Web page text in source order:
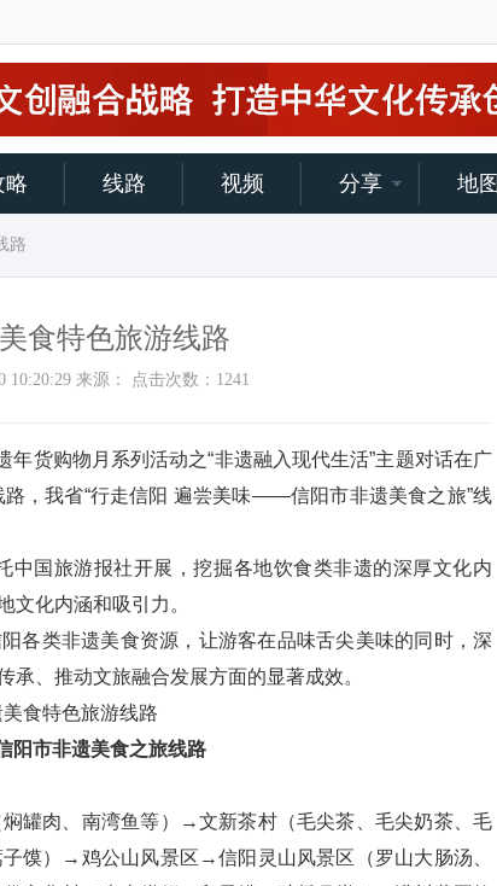
略 线路 视频 分享 地图
路
食特色旅游线路
10:20:29 来源： 点击次数： 1241
货购物月系列活动之“非遗融入现代生活”主题对话在广
，我省“行走信阳 遍尝美味——信阳市非遗美食之旅”线
国旅游报社开展，挖掘各地饮食类非遗的深厚文化内
文化内涵和吸引力。
类非遗美食资源，让游客在品味舌尖美味的同时，深
、推动文旅融合发展方面的显著成效。
市非遗美食之旅线路
肉、南湾鱼等）→文新茶村（毛尖茶、毛尖奶茶、毛
馍）→鸡公山风景区→信阳灵山风景区（罗山大肠汤、